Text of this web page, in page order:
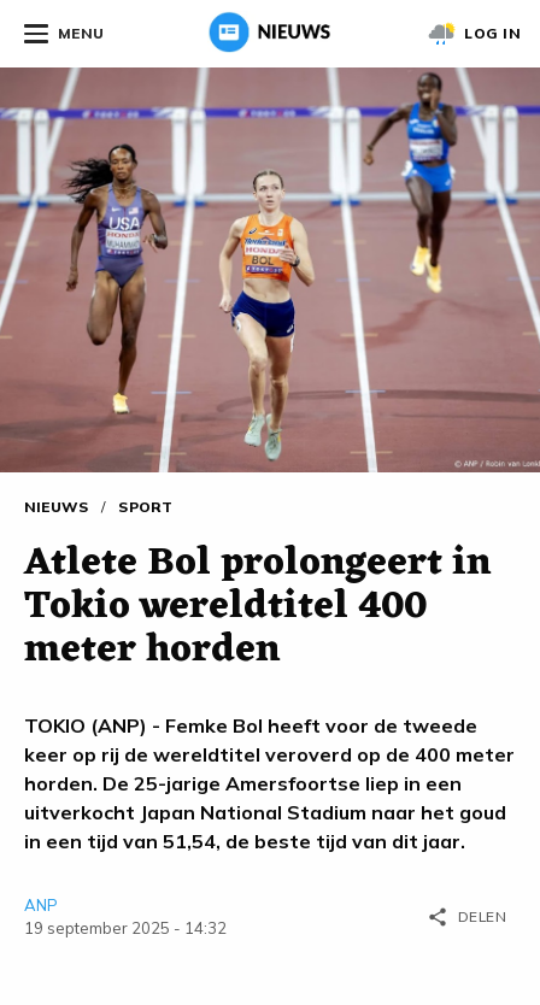
MENU LOG IN
NIEUWS / SPORT
Atlete Bol prolongeert in
Tokio wereldtitel 400
meter horden
TOKIO (ANP) - Femke Bol heeft voor de tweede
keer op rij de wereldtitel veroverd op de 400 meter
horden. De 25-jarige Amersfoortse liep in een
uitverkocht Japan National Stadium naar het goud
in een tijd van 51,54, de beste tijd van dit jaar.
ANP
19 september 2025 - 14:32
share DELEN